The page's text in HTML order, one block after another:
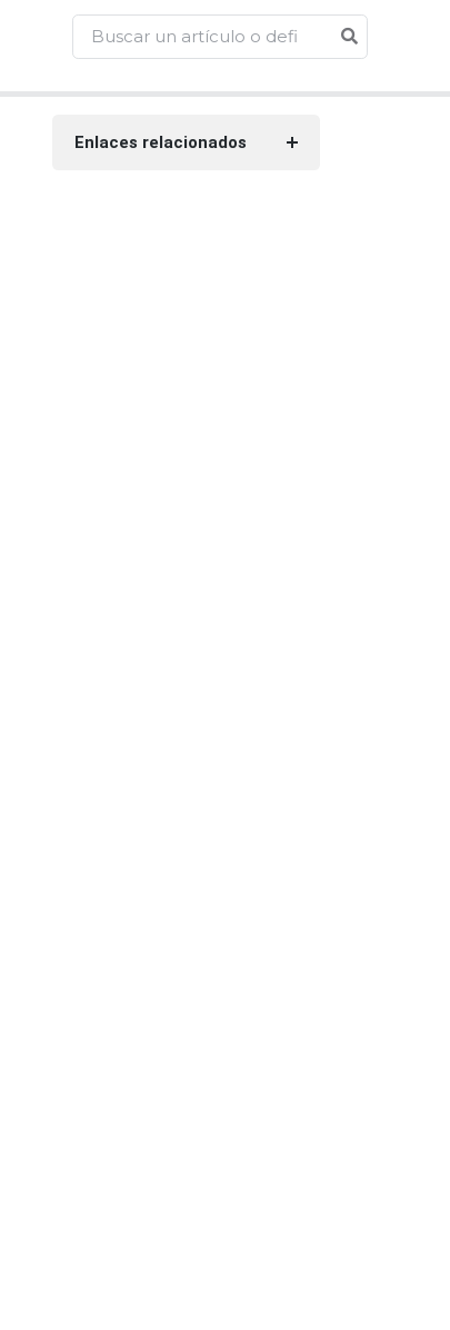
Enlaces relacionados